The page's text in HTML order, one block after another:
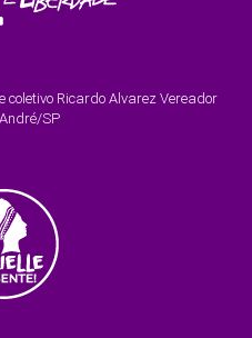
Ricardo Alvarez Vereador
SP